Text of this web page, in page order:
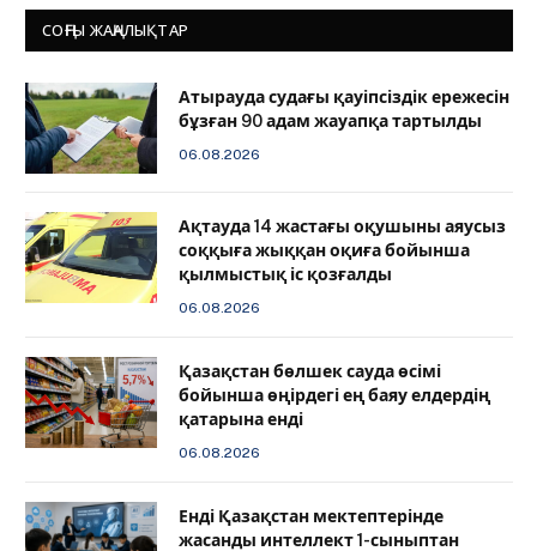
СОҢҒЫ ЖАҢАЛЫҚТАР
Атырауда судағы қауіпсіздік ережесін
бұзған 90 адам жауапқа тартылды
06.08.2026
Ақтауда 14 жастағы оқушыны аяусыз
соққыға жыққан оқиға бойынша
қылмыстық іс қозғалды
06.08.2026
Қазақстан бөлшек сауда өсімі
бойынша өңірдегі ең баяу елдердің
қатарына енді
06.08.2026
️Енді Қазақстан мектептерінде
жасанды интеллект 1-сыныптан